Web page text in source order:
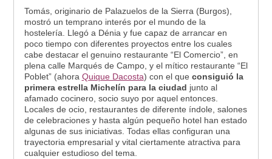
Tomás, originario de Palazuelos de la Sierra (Burgos),
mostró un temprano interés por el mundo de la
hostelería. Llegó a Dénia y fue capaz de arrancar en
poco tiempo con diferentes proyectos entre los cuales
cabe destacar el genuino restaurante “El Comercio”, en
plena calle Marqués de Campo, y el mítico restaurante “El
Poblet” (ahora Quique Dacosta) con el que consiguió la
primera estrella Michelín para la ciudad junto al
afamado cocinero, socio suyo por aquel entonces.
Locales de ocio, restaurantes de diferente índole, salones
de celebraciones y hasta algún pequeño hotel han estado
algunas de sus iniciativas. Todas ellas configuran una
trayectoria empresarial y vital ciertamente atractiva para
cualquier estudioso del tema.